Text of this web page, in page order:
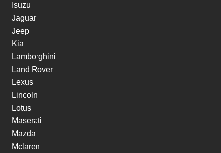
Isuzu
Jaguar
Jeep
Kia
Lamborghini
Land Rover
Lexus
Lincoln
Lotus
Maserati
Mazda
Mclaren